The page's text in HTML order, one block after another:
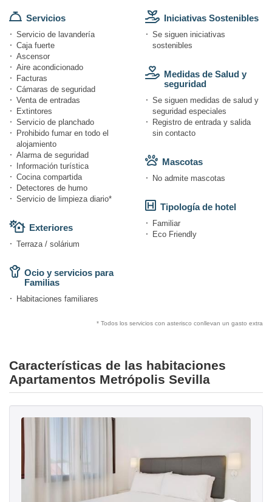
Servicios
Servicio de lavandería
Caja fuerte
Ascensor
Aire acondicionado
Facturas
Cámaras de seguridad
Venta de entradas
Extintores
Servicio de planchado
Prohibido fumar en todo el
alojamiento
Alarma de seguridad
Información turística
Cocina compartida
Detectores de humo
Servicio de limpieza diario*
Exteriores
Terraza / solárium
Ocio y servicios para
Familias
Habitaciones familiares
Iniciativas Sostenibles
Se siguen iniciativas
sostenibles
Medidas de Salud y
seguridad
Se siguen medidas de salud y
seguridad especiales
Registro de entrada y salida
sin contacto
Mascotas
No admite mascotas
Tipología de hotel
Familiar
Eco Friendly
* Todos los servicios con asterisco conllevan un gasto extra
Características de las habitaciones
Apartamentos Metrópolis Sevilla